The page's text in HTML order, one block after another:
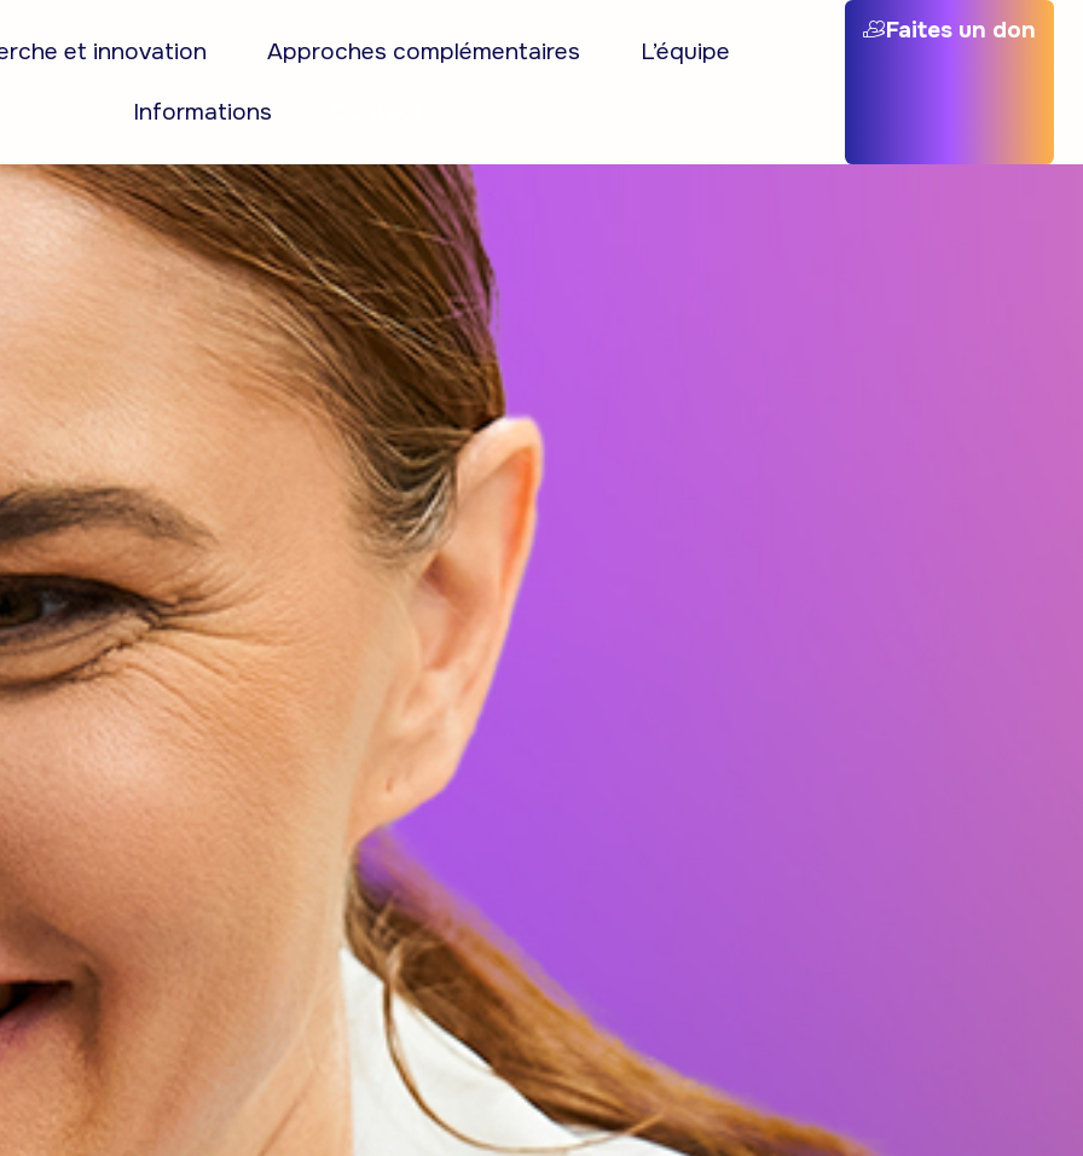
et innovation Approches complémentaires
L’équipe
Informations
Faites un don